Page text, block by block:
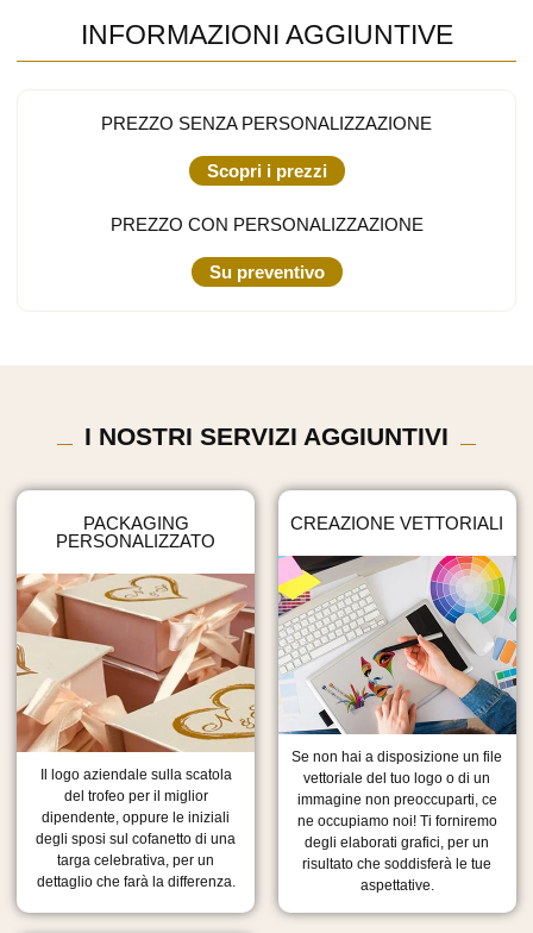
INFORMAZIONI AGGIUNTIVE
PREZZO SENZA PERSONALIZZAZIONE
Scopri i prezzi
PREZZO CON PERSONALIZZAZIONE
Su preventivo
I NOSTRI SERVIZI AGGIUNTIVI
PACKAGING
PERSONALIZZATO
Il logo aziendale sulla scatola
del trofeo per il miglior
dipendente, oppure le iniziali
degli sposi sul cofanetto di una
targa celebrativa, per un
dettaglio che farà la differenza.
CREAZIONE VETTORIALI
Se non hai a disposizione un file
vettoriale del tuo logo o di un
immagine non preoccuparti, ce
ne occupiamo noi! Ti forniremo
degli elaborati grafici, per un
risultato che soddisferà le tue
aspettative.